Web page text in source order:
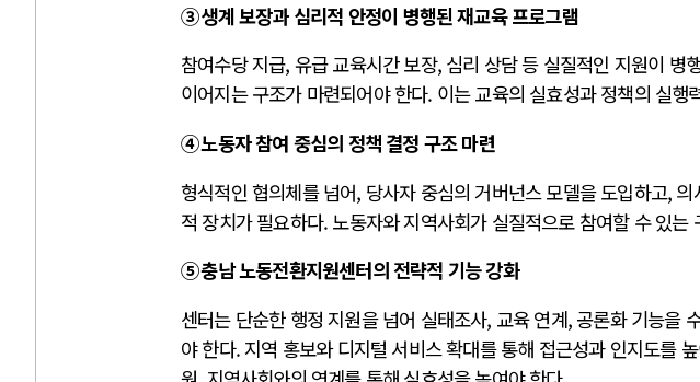
③ 생계 보장과 심리적 안정이 병행된 재교육 프로그램
참여수당 지급, 유급 교육시간 보장, 심리 상담 등 실질적인 지원이 병
이어지는 구조가 마련되어야 한다. 이는 교육의 실효성과 정책의 실행
④ 노동자 참여 중심의 정책 결정 구조 마련
형식적인 협의체를 넘어, 당사자 중심의 거버넌스 모델을 도입하고,
적 장치가 필요하다. 노동자와 지역사회가 실질적으로 참여할 수 있는
⑤ 충남 노동전환지원센터의 전략적 기능 강화
센터는 단순한 행정 지원을 넘어 실태조사, 교육 연계, 공론화 기능을
야 한다. 지역 홍보와 디지털 서비스 확대를 통해 접근성과 인지도를